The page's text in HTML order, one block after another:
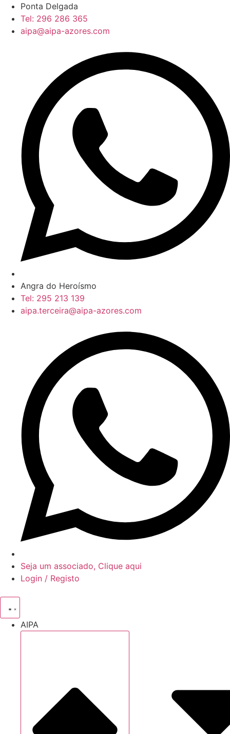
Pular
para
Ponta Delgada
Tel: 296 286 365
aipa@aipa-azores.com
Angra do Heroísmo
Tel: 295 213 139
aipa.terceira@aipa-azores.com
Seja um associado, Clique aqui
Login / Registo
AIPA